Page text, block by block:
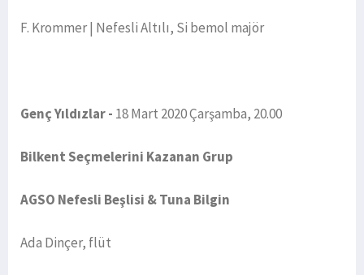
F. Krommer | Nefesli Altılı, Si bemol majör
Genç Yıldızlar - 18 Mart 2020 Çarşamba, 20.00
Bilkent Seçmelerini Kazanan Grup
AGSO Nefesli Beşlisi & Tuna Bilgin
Ada Dinçer, flüt